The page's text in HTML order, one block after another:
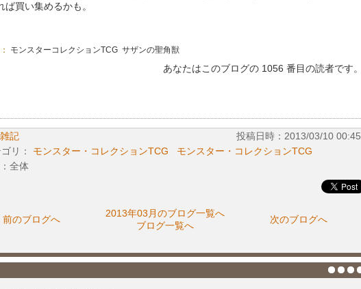
ば買い集めるかも。
モンスターコレクションTCG サザンの聖角獣
あなたはこのブログの 1056 番目の読者です。
雑記
投稿日時：2013/03/10 00:45
リ： モンスター・コレクションTCG
モンスター・コレクションTCG
全体
前のブログへ
2013年03月のブログ一覧へ
ブログ一覧へ
次のブログへ